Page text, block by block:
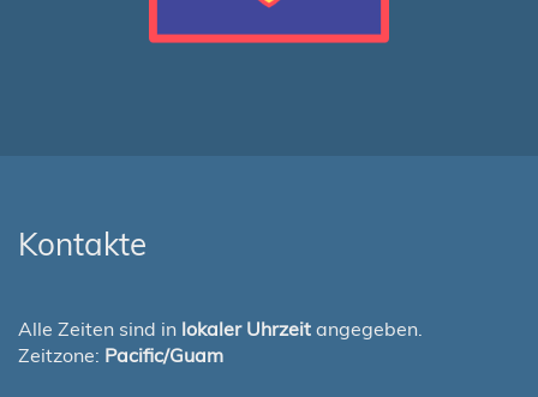
Kontakte
Alle Zeiten sind in lokaler Uhrzeit angegeben.
Zeitzone: Pacific/Guam